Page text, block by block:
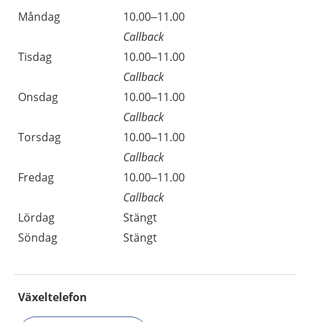
Måndag
10.00–11.00
Callback
Tisdag
10.00–11.00
Callback
Onsdag
10.00–11.00
Callback
Torsdag
10.00–11.00
Callback
Fredag
10.00–11.00
Callback
Lördag
Stängt
Söndag
Stängt
Växeltelefon